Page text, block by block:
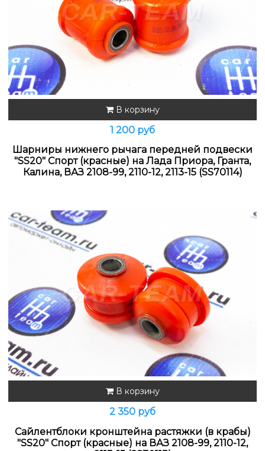
В корзину
1 200 руб
Шарниры нижнего рычага передней подвески
"SS20" Спорт (красные) на Лада Приора, Гранта,
Калина, ВАЗ 2108-99, 2110-12, 2113-15 (SS70114)
В корзину
2 350 руб
Сайлентблоки кронштейна растяжки (в крабы)
"SS20" Спорт (красные) на ВАЗ 2108-99, 2110-12,